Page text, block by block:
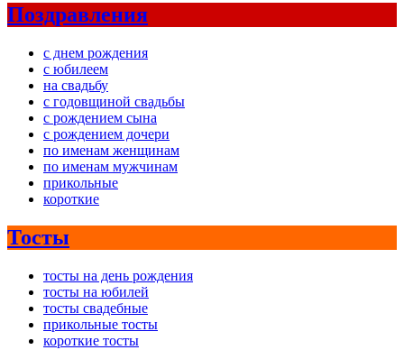
Поздравления
с днем рождения
с юбилеем
на свадьбу
с годовщиной свадьбы
с рождением сына
с рождением дочери
по именам женщинам
по именам мужчинам
прикольные
короткие
Тосты
тосты на день рождения
тосты на юбилей
тосты свадебные
прикольные тосты
короткие тосты